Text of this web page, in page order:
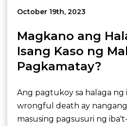
October 19th, 2023
Magkano ang
Isang Kaso ng
Pagkamatay?
Ang pagtukoy sa halaga ng
wrongful death ay
masusing pagsusuri ng